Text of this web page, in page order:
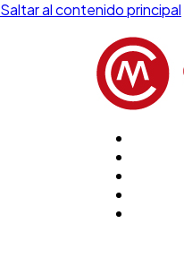
Saltar al contenido principal